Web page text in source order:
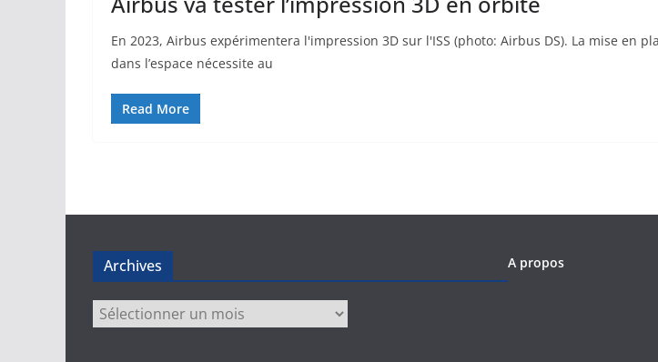
En 2023, Airbus expérimentera l'impression 3D sur l'ISS (photo: Airbus DS). La mise en
dans l’espace nécessite au
Read More
Archives
Archives
A propos